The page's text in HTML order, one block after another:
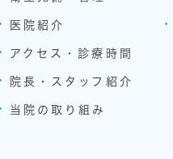
医院紹介
アクセス・診療時間
院長・スタッフ紹介
当院の取り組み